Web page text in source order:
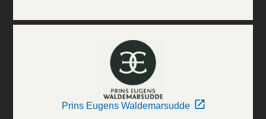
Prins Eugens Waldemarsudde